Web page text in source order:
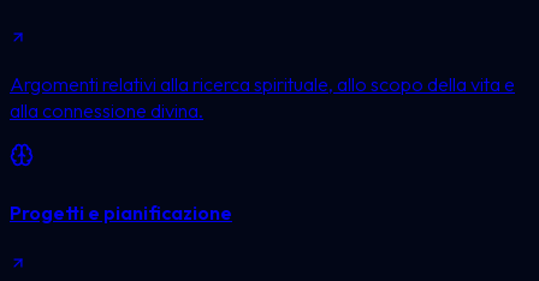
Argomenti relativi alla ricerca spirituale, allo scopo della vita e
alla connessione divina.
Progetti e pianificazione